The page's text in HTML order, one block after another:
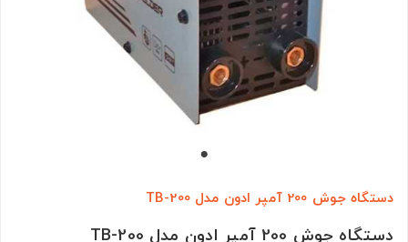
دستگاه جوش 200 آمپر ادون مدل TB-200
دستگاه جوش 200 آمپر ادون مدل TB-200